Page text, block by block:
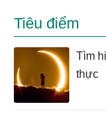
Tiêu điểm
Tìm
thực